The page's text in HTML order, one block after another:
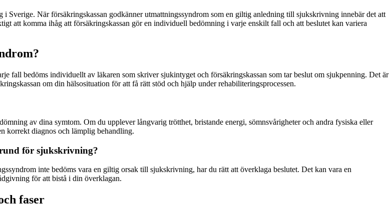
När försäkringskassan godkänner utmattningssyndrom som en giltig anledning till sjukskrivning innebär det att
att komma ihåg att försäkringskassan gör en individuell bedömning i varje enskilt fall och att beslutet kan variera
fall bedöms individuellt av läkaren som skriver sjukintyget och försäkringskassan som tar beslut om sjukpenning. Det är
om din hälsosituation för att få rätt stöd och hjälp under rehabiliteringsprocessen.
av dina symtom. Om du upplever långvarig trötthet, bristande energi, sömnsvårigheter och andra fysiska eller
korrekt diagnos och lämplig behandling.
för sjukskrivning?
inte bedöms vara en giltig orsak till sjukskrivning, har du rätt att överklaga beslutet. Det kan vara en
för att bistå i din överklagan.
faser